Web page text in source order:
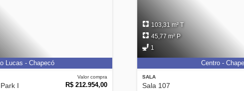
I
Valor compra
R$ 212.954,00
Lucas - Chapecó
SALA
Sala 107
103,31 m² T
45,77 m² P
1
Centro -